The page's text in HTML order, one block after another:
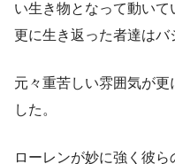
い生き物となって動いて
更に生き返った者達はバ
元々重苦しい雰囲気が更
した。
ローレンが妙に強く彼